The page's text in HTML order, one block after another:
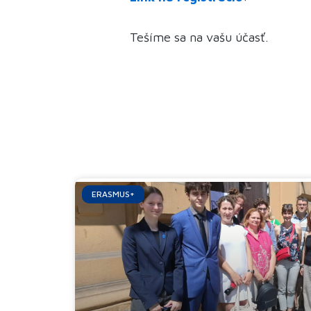
Tešíme sa na vašu účasť.
ERASMUS+